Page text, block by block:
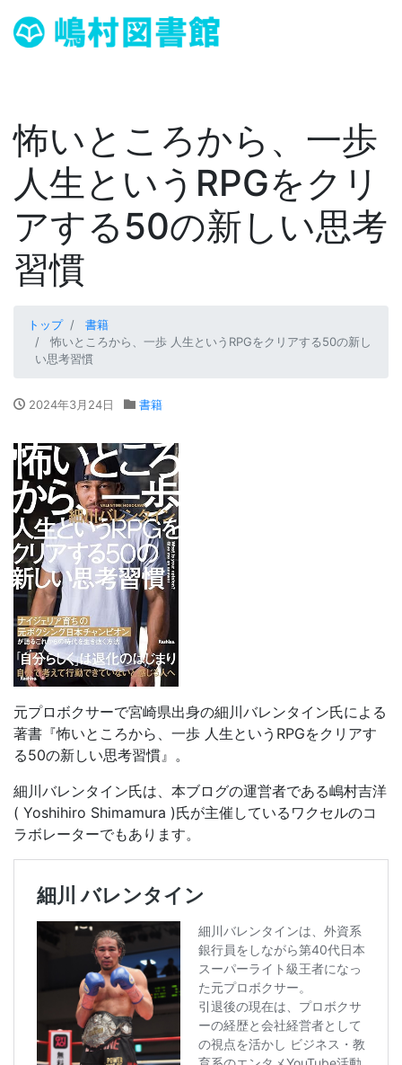
怖いところから、一歩
人生というRPGをクリ
アする50の新しい思考
習慣
トップ
書籍
怖いところから、一歩 人生というRPGをクリアする50の新し
い思考習慣
2024年3月24日 書籍
元プロボクサーで宮崎県出身の細川バレンタイン氏による
著書『怖いところから、一歩 人生というRPGをクリアす
る50の新しい思考習慣』。
細川バレンタイン氏は、本ブログの運営者である嶋村吉洋
( Yoshihiro Shimamura )氏が主催しているワクセルのコ
ラボレーターでもあります。